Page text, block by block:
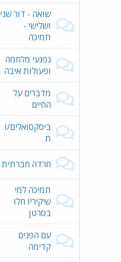
שואה - דור שני
ושלישי -
תמיכה
נפגעי מלחמה
ופעולות איבה
מדברים על
החיים
ביסקסואלים/ו
ת
חרדה חברתית
תמיכה למי
שיקיריו חלו
בסרטן
עם הפנים
קדימה